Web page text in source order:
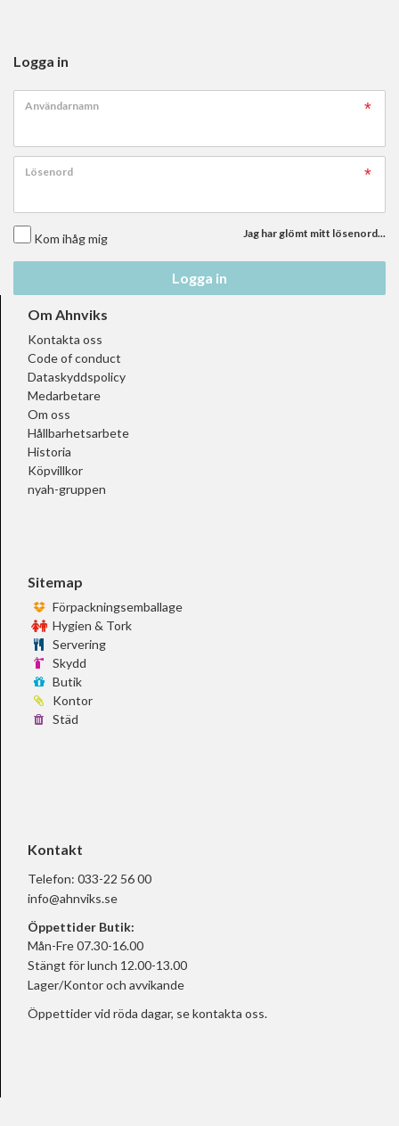
Logga in
Användarnamn
Lösenord
Kom ihåg mig Jag har glömt mitt lösenord...
Logga in
Om Ahnviks
Kontakta oss
Code of conduct
Dataskyddspolicy
Medarbetare
Om oss
Hållbarhetsarbete
Historia
Köpvillkor
nyah-gruppen
Sitemap
Förpackningsemballage
Hygien & Tork
Servering
Skydd
Butik
Kontor
Städ
Kontakt
Telefon: 033-22 56 00
info@ahnviks.se
Öppettider Butik:
Mån-Fre 07.30-16.00
Stängt för lunch 12.00-13.00
Lager/Kontor och avvikande
Öppettider vid röda dagar, sekontakta oss.